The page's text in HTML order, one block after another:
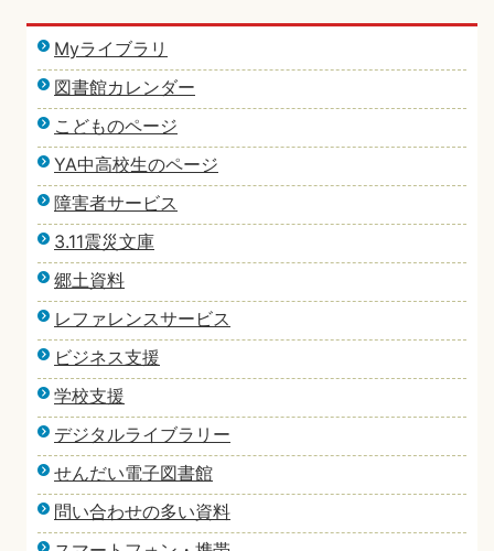
Myライブラリ
図書館カレンダー
こどものページ
YA中高校生のページ
障害者サービス
3.11震災文庫
郷土資料
レファレンスサービス
ビジネス支援
学校支援
デジタルライブラリー
せんだい電子図書館
問い合わせの多い資料